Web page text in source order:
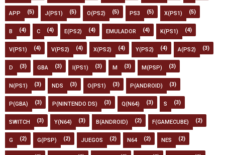
APP (5) J(PS1) (5) O(PS2) (5) PS3 (5) X(PS1) (5)
B (4) C (4) E(PS2) (4) EMULADOR (4) K(PS1) (4)
V(PS1) (4) V(PS2) (4) X(PS2) (4) Y(PS2) (4) A(PS2) (3)
D (3) GBA (3) I(PS1) (3) M (3) M(PSP) (3)
N(PS1) (3) NDS (3) O(PS1) (3) P(ANDROID) (3)
P(GBA) (3) P(NINTENDO DS) (3) Q(N64) (3) S (3)
SWITCH (3) Y(N64) (3) B(ANDROID) (2) F(GAMECUBE) (2)
G (2) G(PSP) (2) JUEGOS (2) N64 (2) NES (2)